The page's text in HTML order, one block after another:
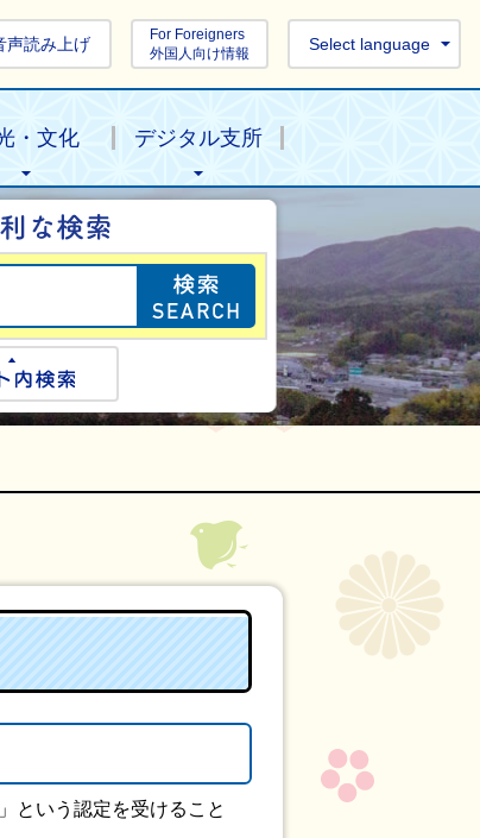
声読み上げ
For Foreigners
外国人向け情報
Select language
・文化 デジタル支所
目的の情報を探
という認定を受けること